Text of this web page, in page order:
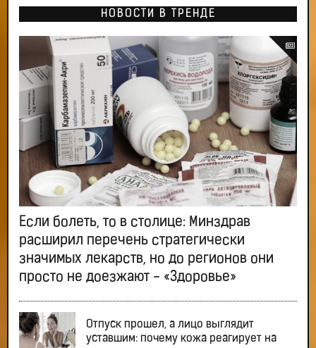
НОВОСТИ В ТРЕНДЕ
Если болеть, то в столице: Минздрав
расширил перечень стратегически
значимых лекарств, но до регионов они
просто не доезжают - «Здоровье»
Отпуск прошел, а лицо выглядит
уставшим: почему кожа реагирует на